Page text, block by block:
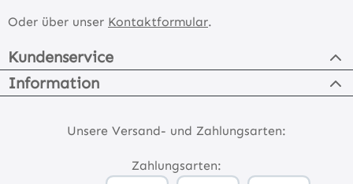
Oder über unser Kontaktformular.
Kundenservice
Information
Unsere Versand- und Zahlungsarten:
Zahlungsarten: